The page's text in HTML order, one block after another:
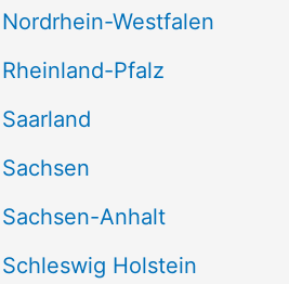
Westfalen
Pfalz
Anhalt
Holstein